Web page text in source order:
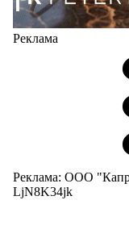
Реклама
Реклама: ООО
LjN8K34jk